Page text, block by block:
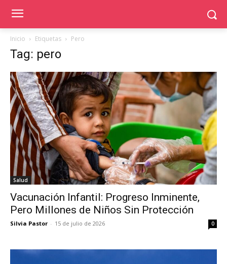
Inicio Etiquetas Pero
Tag: pero
Salud
Vacunación Infantil: Progreso Inminente,
Pero Millones de Niños Sin Protección
Silvia Pastor - 15 de julio de 2026 0